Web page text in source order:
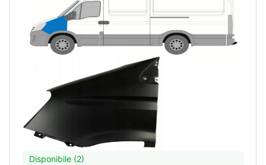
Disponibile (2)